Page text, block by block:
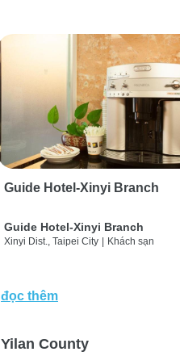
Guide Hotel-Xinyi Branch
Guide Hotel-Xinyi Branch
Xinyi Dist., Taipei City | Khách sạn
đọc thêm
Yilan County